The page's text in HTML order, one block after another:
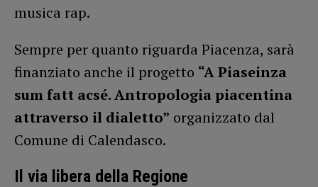
musica rap.
Sempre per quanto riguarda Piacenza, sarà
finanziato anche il progetto “A Piaseinza
sum fatt acsé. Antropologia piacentina
attraverso il dialetto” organizzato dal
Comune di Calendasco.
Il via libera della Regione